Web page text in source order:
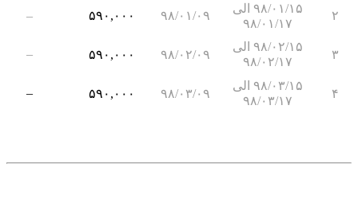
۹۸/۰۱/۱۵ الی
۹۸/۰۱/۱۷
۹۸/۰۱/۰۹ ۵۹۰,۰۰۰
۹۸/۰۲/۱۵ الی
۹۸/۰۲/۱۷
۹۸/۰۲/۰۹ ۵۹۰,۰۰۰
۹۸/۰۳/۱۵ الی
۹۸/۰۳/۱۷
۹۸/۰۳/۰۹ ۵۹۰,۰۰۰